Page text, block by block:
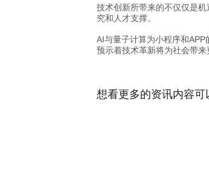
技术创新所带来的不仅仅是
究和人才支撑。
AI与量子计算为小程序和
预示着技术革新将为社会带
想看更多的资讯内容可